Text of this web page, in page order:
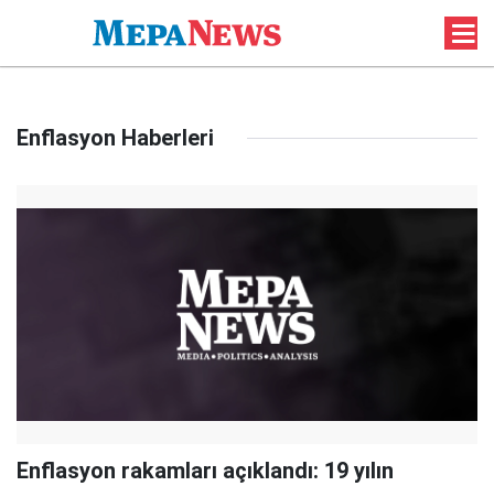
Enflasyon Haberleri
Enflasyon rakamları açıklandı: 19 yılın